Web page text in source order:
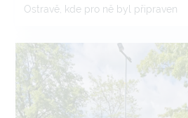
Ostravě, kde pro ně byl připraven